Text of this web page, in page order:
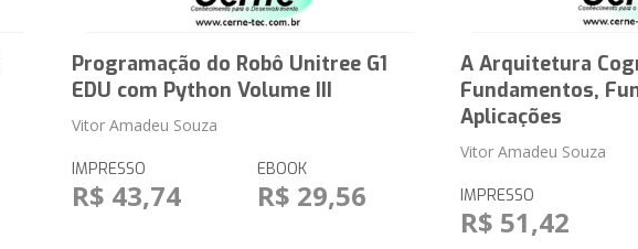
Programação do Robô Unitree G1
EDU com Python Volume III
Vitor Amadeu Souza
IMPRESSO
R$ 43,74
EBOOK
R$ 29,56
A Arquitetura
Fundamentos,
Aplicações
Vitor Amadeu Souza
IMPRESSO
R$ 51,42